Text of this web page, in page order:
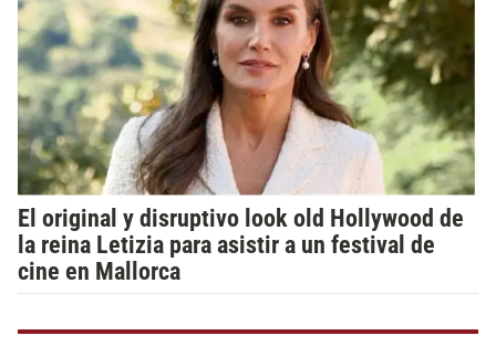
El original y disruptivo look old Hollywood de
la reina Letizia para asistir a un festival de
cine en Mallorca